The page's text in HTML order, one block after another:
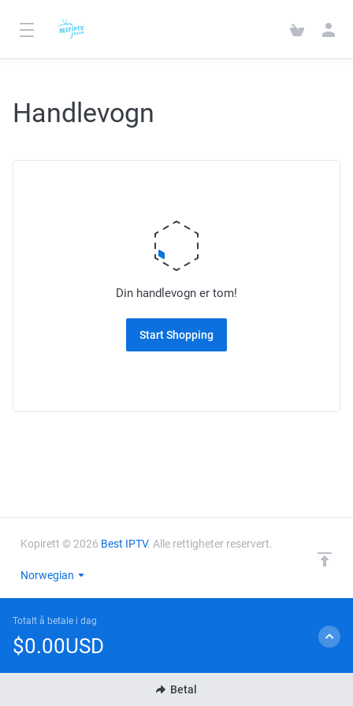
Handlevogn
Din handlevogn er tom!
Start Shopping
$0.00USD
Totalt å betale i dag
Betal
Kopirett © 2026 Best IPTV. Alle rettigheter reservert.
Norwegian